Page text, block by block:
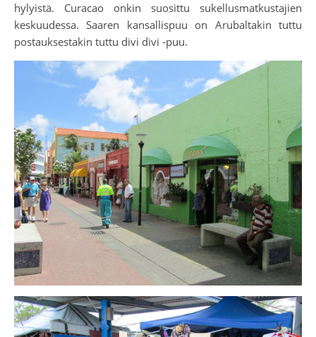
hylyistä. Curacao onkin suosittu sukellusmatkustajien
keskuudessa. Saaren kansallispuu on Arubaltakin tuttu
postauksestakin tuttu divi divi -puu.